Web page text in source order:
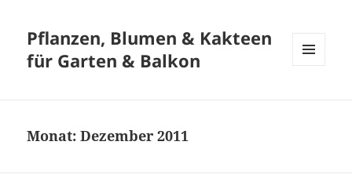
Pflanzen, Blumen & Kakteen
für Garten & Balkon
Monat:Dezember 2011